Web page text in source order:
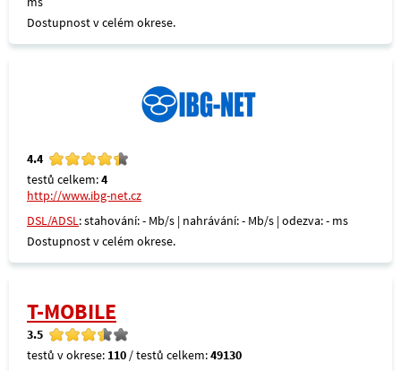
Dostupnost v celém okrese.
4.4
testů celkem:4
http://www.ibg-net.cz
DSL/ADSL: stahování: - Mb/s | nahrávání: - Mb/s | odezva: - ms
Dostupnost v celém okrese.
T-MOBILE
3.5
testů v okrese: 110 / testů celkem:49130